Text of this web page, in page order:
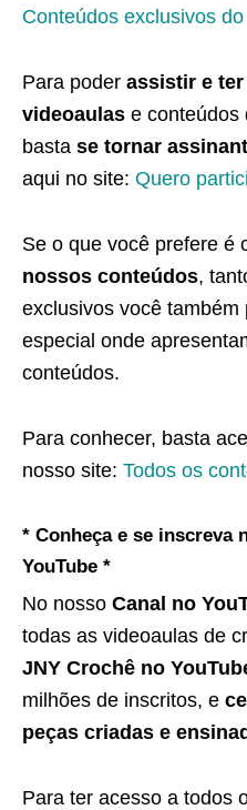
Conteúdos exclusivos
Para poder assistir e
videoaulas e conteúdos
basta se tornar
aqui no site: Quero
Se o que você prefere é
nossos conteúdos,
exclusivos você também
especial onde
conteúdos.
Para conhecer, basta
nosso site: Todos os
* Conheça e se inscreva
YouTube *
No nosso Canal no
todas as videoaulas de
JNY Crochê no
milhões de inscritos, e
peças criadas e
Para ter acesso a todos